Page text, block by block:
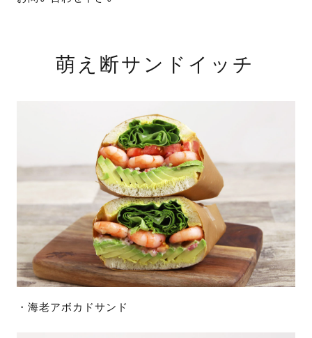
萌え断サンドイッチ
・海老アボカドサンド